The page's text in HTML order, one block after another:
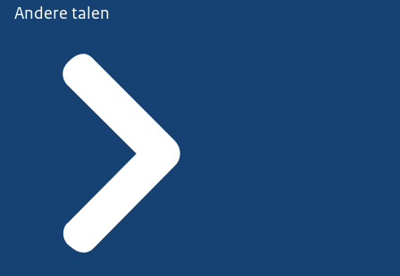
Andere talen